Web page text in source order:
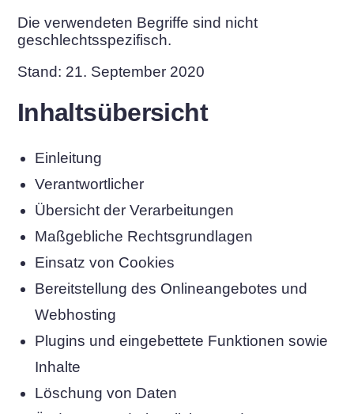
Die verwendeten Begriffe sind nicht
geschlechtsspezifisch.
Stand: 21. September 2020
Inhaltsübersicht
Einleitung
Verantwortlicher
Übersicht der Verarbeitungen
Maßgebliche Rechtsgrundlagen
Einsatz von Cookies
Bereitstellung des Onlineangebotes und
Webhosting
Plugins und eingebettete Funktionen sowie
Inhalte
Löschung von Daten